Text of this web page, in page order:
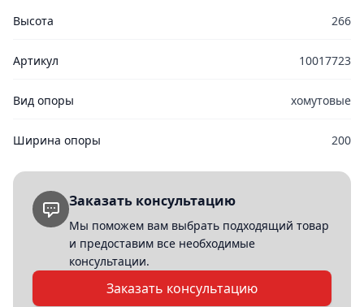
Высота 266
Артикул 10017723
Вид опоры хомутовые
Ширина опоры 200
Заказать консультацию
Мы поможем вам выбрать подходящий товар
и предоставим все необходимые
консультации.
Заказать консультацию